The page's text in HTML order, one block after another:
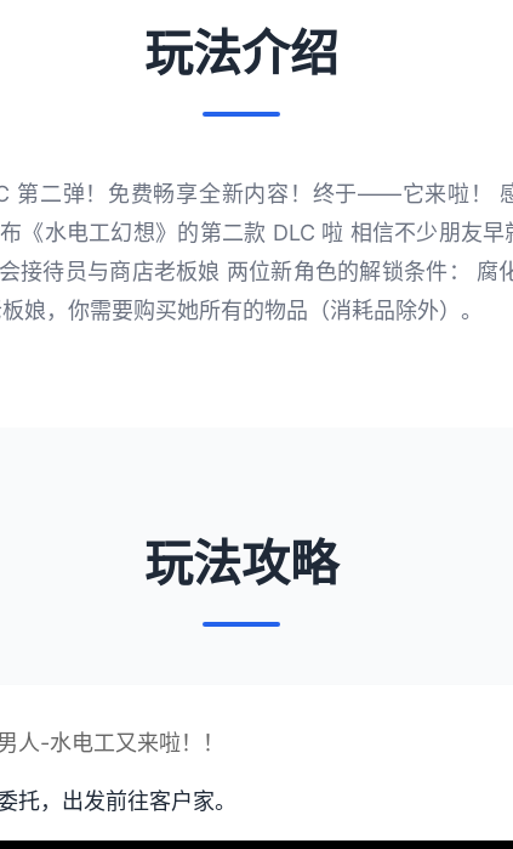
玩法介绍
第二弹！免费畅享全新内容！终于——它来啦！
《水电工幻想》的第二款 DLC 啦 相信不少朋友
接待员与商店老板娘 两位新角色的解锁条件： 腐
娘，你需要购买她所有的物品（消耗品除外）。
玩法攻略
人-水电工又来啦！！
托，出发前往客户家。